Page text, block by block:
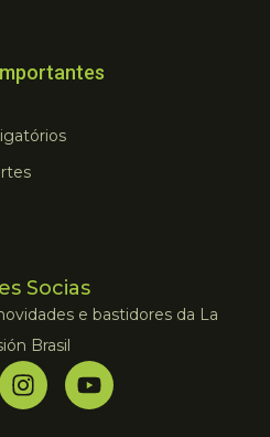
Socias
e bastidores da La
Brasil